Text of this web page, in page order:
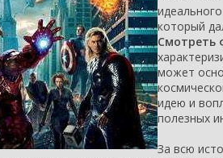
который
Смотреть
может
идею и
полезных
За всю